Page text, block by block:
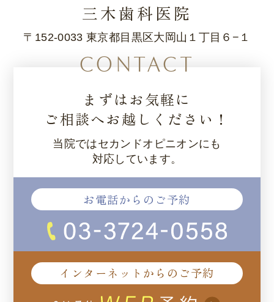
三木歯科医院
〒152-0033 東京都目黒区大岡山１丁目６−１
CONTACT
まずはお気軽に
ご相談へお越しください！
当院ではセカンドオピニオンにも
対応しています。
お電話からのご予約
インターネットからのご予約